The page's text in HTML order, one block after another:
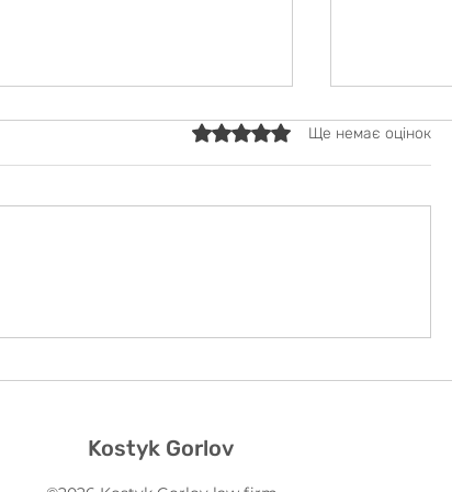
чемпіонату з
ЮРИСТІВ
Оцінка: 0 з 5 зірок.Ще немає оцінок
Kostyk Gorlov